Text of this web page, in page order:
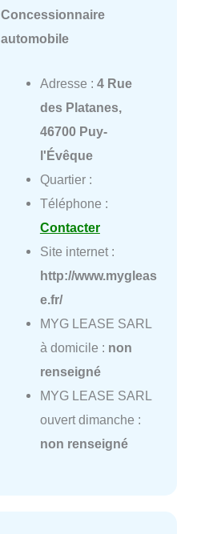
Concessionnaire
automobile
Adresse : 4 Rue
des Platanes,
46700 Puy-
l'Évêque
Quartier :
Téléphone :
Contacter
Site internet :
http://www.mygleas
e.fr/
MYG LEASE SARL
à domicile : non
renseigné
MYG LEASE SARL
ouvert dimanche :
non renseigné